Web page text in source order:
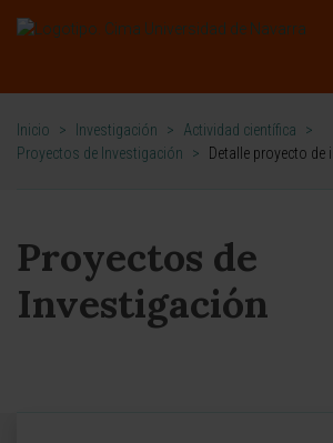
Inicio > Investigación > Actividad científica
>
Proyectos de Investigación
> Detalle proyecto de
Proyectos de
Investigación